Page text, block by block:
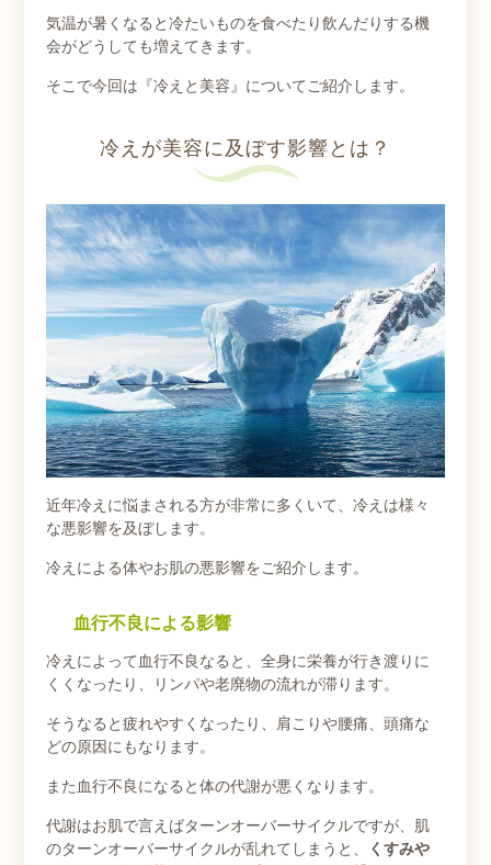
気温が暑くなると冷たいものを食べたり飲んだりする機
会がどうしても増えてきます。
そこで今回は『冷えと美容』についてご紹介します。
冷えが美容に及ぼす影響とは？
近年冷えに悩まされる方が非常に多くいて、冷えは様々
な悪影響を及ぼします。
冷えによる体やお肌の悪影響をご紹介します。
血行不良による影響
冷えによって血行不良なると、全身に栄養が行き渡りに
くくなったり、リンパや老廃物の流れが滞ります。
そうなると疲れやすくなったり、肩こりや腰痛、頭痛な
どの原因にもなります。
また血行不良になると体の代謝が悪くなります。
代謝はお肌で言えばターンオーバーサイクルですが、肌
のターンオーバーサイクルが乱れてしまうと、
くすみや